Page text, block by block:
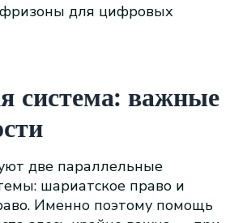
для цифровых
система: важные
две параллельные
шариатское право и
Именно поэтому помощь